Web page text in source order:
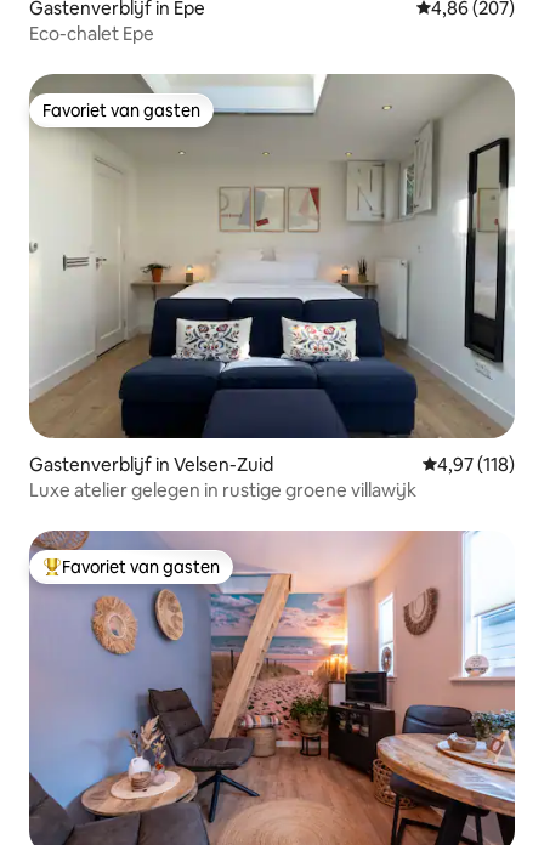
Gastenverblijf in Epe Gemiddelde
4,86 (207)
Eco-chalet Epe
Favoriet van gasten
Favoriet van gasten
Gastenverblijf in Velsen-Zuid Gemiddelde
4,97 (118)
Luxe atelier gelegen in rustige groene villawijk
Topfavoriet van gasten
Favoriet van gasten